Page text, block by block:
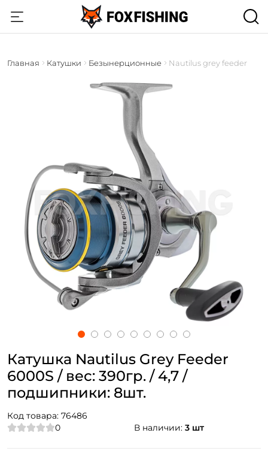
Главная Катушки Безынерционные Nautilus grey feeder
Катушка Nautilus Grey Feeder
6000S / вес: 390гр. / 4,7 /
подшипники: 8шт.
Код товара: 76486
0
В наличии: 3 шт